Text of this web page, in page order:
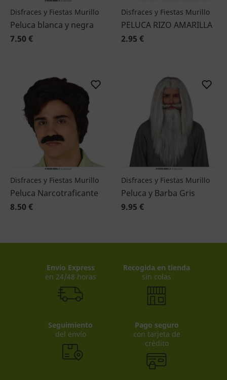
Disfraces y Fiestas Murillo
Peluca blanca y negra
7.50 €
Disfraces y Fiestas Murillo
PELUCA RIZO AMARILLA
2.95 €
Disfraces y Fiestas Murillo
Peluca Narcotraficante
8.50 €
Disfraces y Fiestas Murillo
Peluca y Barba Gris
9.95 €
Envio Express
en 24/48 horas
Recogida en tienda
sin colas
Seguimiento
del envío
Pago seguro
con tarjeta de
crédito